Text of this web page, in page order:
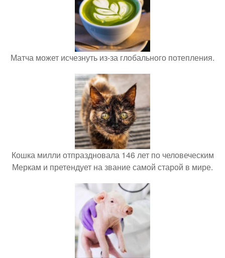
Матча может исчезнуть из-за глобального потепления.
Кошка милли отпраздновала 146 лет по человеческим
Меркам и претендует на звание самой старой в мире.